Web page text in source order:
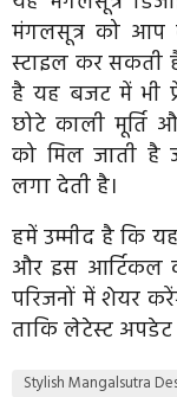
मंगलसूत्र को आप
स्टाइल कर सकती
है यह बजट में भी
छोटे काली मूर्ति
को मिल जाती है
लगा देती है।
हमें उम्मीद है कि
और इस आर्टिकल
परिजनों में शेयर
ताकि लेटेस्ट
Stylish Mangalsutra